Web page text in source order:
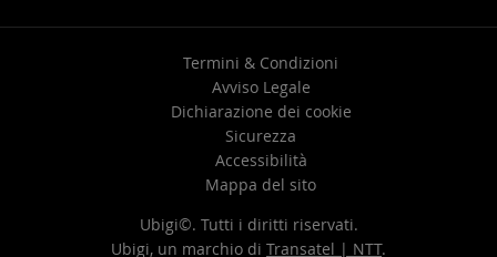
Termini & Condizioni
Avviso Legale
Dichiarazione dei cookie
Sicurezza
Accessibilità
Mappa del sito
Ubigi©. Tutti i diritti riservati.
Ubigi, un marchio di Transatel | NTT.